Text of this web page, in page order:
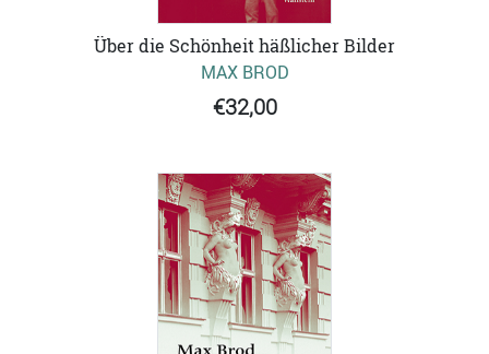
Über die Schönheit häßlicher Bilder
MAX BROD
€32,00